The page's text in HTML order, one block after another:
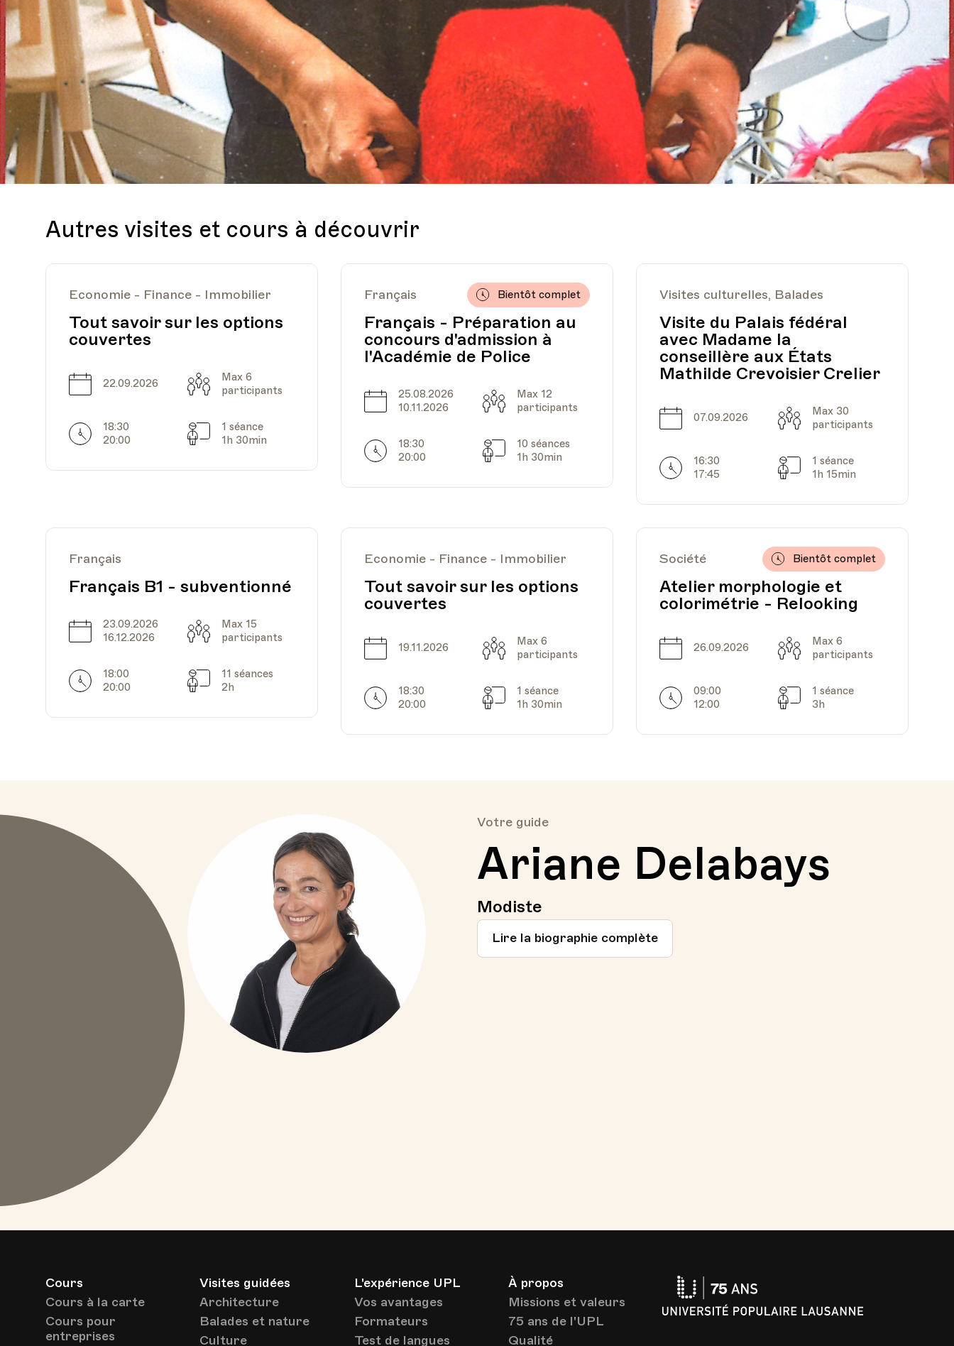
Autres visites et cours à découvrir
Economie - Finance - Immobilier
Tout savoir sur les options
couvertes
Date
22.09.2026 Capacité
Max 6
participants
Horarires
18:30
20:00
Séances
1 séance
1h 30min
Français
Français - Préparation au
concours d'admission à
l'Académie de Police
Bientôt complet
Date
25.08.2026
10.11.2026
Capacité
Max 12
participants
Horarires
18:30
20:00
Séances
10 séances
1h 30min
Visites culturelles, Balades
Visite du Palais fédéral
avec Madame la
conseillère aux États
Mathilde Crevoisier Crelier
Date
07.09.2026 Capacité
Max 30
participants
Horarires
16:30
17:45
Séances
1 séance
1h 15min
Français
Français B1 - subventionné
Date
23.09.2026
16.12.2026
Capacité
Max 15
participants
Horarires
18:00
20:00
Séances
11 séances
2h
Economie - Finance - Immobilier
Tout savoir sur les options
couvertes
Date
19.11.2026 Capacité
Max 6
participants
Horarires
18:30
20:00
Séances
1 séance
1h 30min
Société
Atelier morphologie et
colorimétrie - Relooking
Bientôt complet
Date
26.09.2026 Capacité
Max 6
participants
Horarires
09:00
12:00
Séances
1 séance
3h
Votre guide
Ariane Delabays
Modiste
Lire la biographie complète
Cours
Cours à la carte
Cours pour
entreprises
Visites guidées
Architecture
Balades et nature
Culture
L'expérience UPL
Vos avantages
Formateurs
Test de langues
À propos
Missions et valeurs
75 ans de l'UPL
Qualité